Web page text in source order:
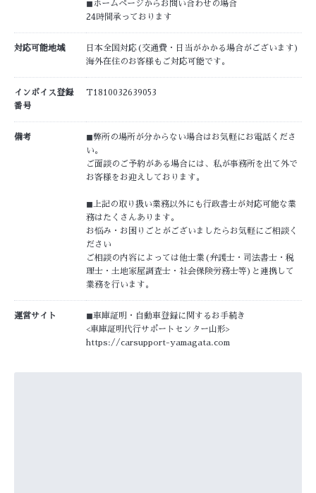
◼︎ホームページからお問い合わせの場合
24時間承っております
対応可能地域
日本全国対応(交通費・日当がかかる場合がございます)
海外在住のお客様もご対応可能です。
インボイス登録
番号
T1810032639053
備考
◼︎弊所の場所が分からない場合はお気軽にお電話くださ
い。
ご面談のご予約がある場合には、私が事務所を出て外で
お客様をお迎えしております。
◼︎上記の取り扱い業務以外にも行政書士が対応可能な業
務はたくさんあります。
お悩み・お困りごとがございましたらお気軽にご相談く
ださい
ご相談の内容によっては他士業(弁護士・司法書士・税
理士・土地家屋調査士・社会保険労務士等)と連携して
業務を行います。
運営サイト
◼︎車庫証明・自動車登録に関するお手続き
<車庫証明代行サポートセンター山形>
https://carsupport-yamagata.com